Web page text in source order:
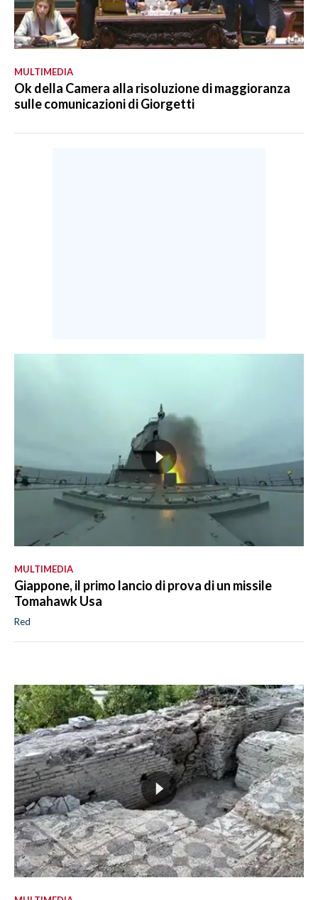
MULTIMEDIA
Ok della Camera alla risoluzione di maggioranza
sulle comunicazioni di Giorgetti
MULTIMEDIA
Giappone, il primo lancio di prova di un missile
Tomahawk Usa
Red